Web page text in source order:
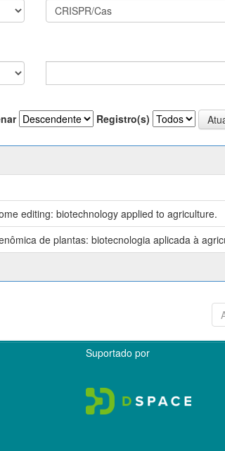
Registro(s)
editing: biotechnology applied to agriculture.
de plantas: biotecnologia aplicada à
Suportado por